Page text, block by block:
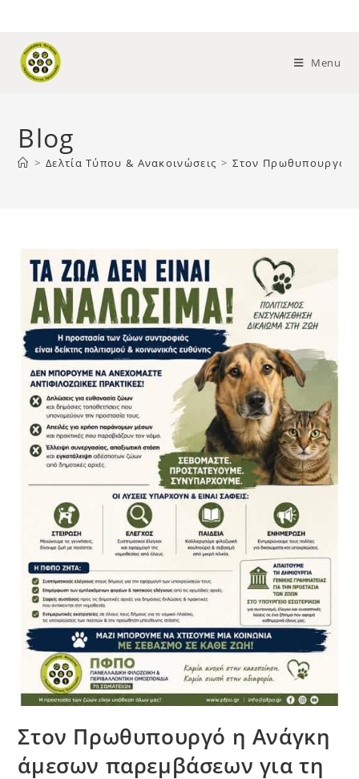
Menu
Blog
> Δελτία Τύπου & Ανακοινώσεις > Στον Πρωθυπουργό η
Στον Πρωθυπουργό η Ανάγκη
άμεσων παρεμβάσεων για τη